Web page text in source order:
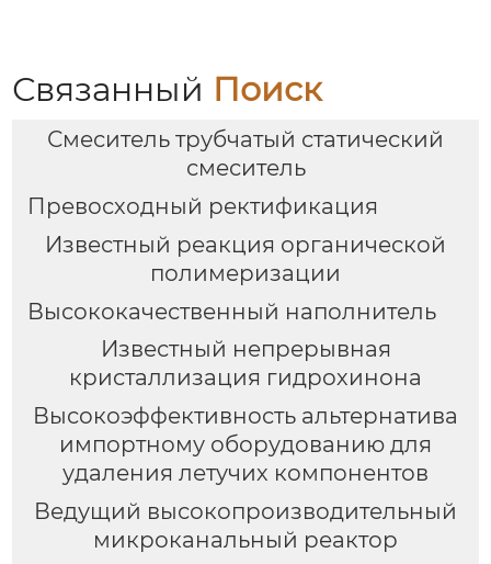
Связанный Поиск
Смеситель трубчатый статический
смеситель
Превосходный ректификация
Известный реакция органической
полимеризации
Высококачественный наполнитель
Известный непрерывная
кристаллизация гидрохинона
Высокоэффективность альтернатива
импортному оборудованию для
удаления летучих компонентов
Ведущий высокопроизводительный
микроканальный реактор